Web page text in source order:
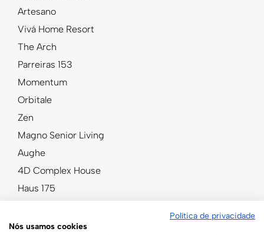
Artesano
Vivá Home Resort
The Arch
Parreiras 153
Momentum
Orbitale
Zen
Magno Senior Living
Aughe
4D Complex House
Haus 175
Una Business
Política de privacidade
Nós usamos cookies